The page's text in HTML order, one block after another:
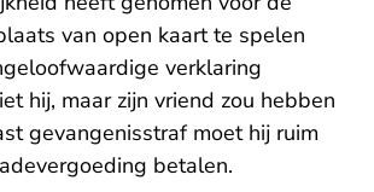
van open kaart te spelen
verklaring
hij, maar zijn vriend zou hebben
gevangenisstraf moet hij ruim
betalen.